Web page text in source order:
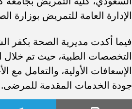
الإدارة العامة للتمريض بوزارة
فيما أكدت مديرية الصحة بكفر
التخصصات الطبية، حيث تم
الإسعافات الأولية، والتعامل
جودة الخدمات المقدمة للمرضى.